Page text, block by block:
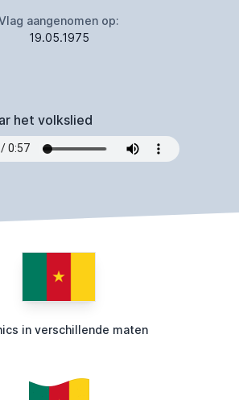
aangenomen op:
19.05.1975
het volkslied
in verschillende maten